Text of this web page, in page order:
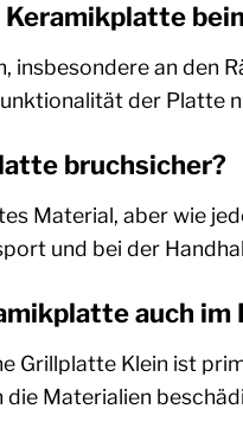
insbesondere an den
der Platte
bruchsicher?
Material, aber wie
und bei der
auch im
Grillplatte Klein ist
Materialien